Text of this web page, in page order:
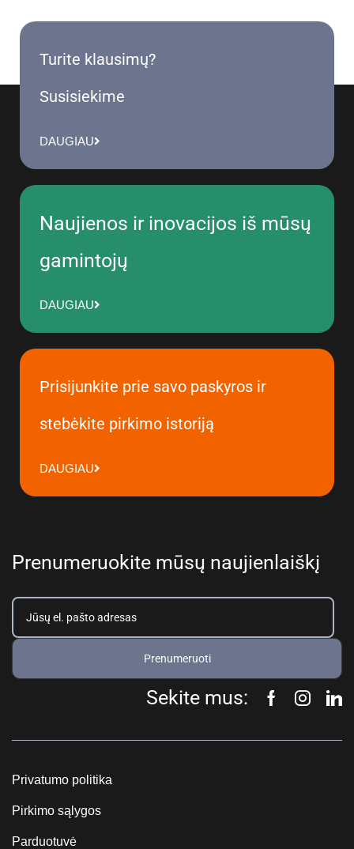
Turite klausimų?
Susisiekime
DAUGIAU
Naujienos ir inovacijos iš mūsų
gamintojų
DAUGIAU
Prisijunkite prie savo paskyros ir
stebėkite pirkimo istoriją
DAUGIAU
Prenumeruokite mūsų naujienlaiškį
Prenumeruoti
Sekite mus:
Privatumo politika
Pirkimo sąlygos
Parduotuvė